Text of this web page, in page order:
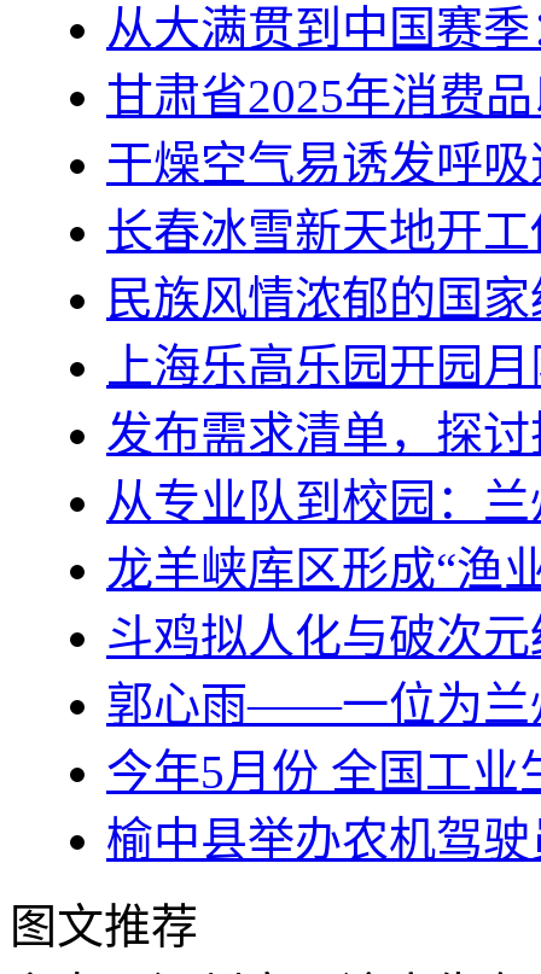
从大满贯到中国赛
甘肃省2025年消费
干燥空气易诱发呼
长春冰雪新天地开
民族风情浓郁的国
上海乐高乐园开园
发布需求清单，探
从专业队到校园：
龙羊峡库区形成“渔
斗鸡拟人化与破次
郭心雨——一位为兰
今年5月份 全国工业
榆中县举办农机驾
图文推荐